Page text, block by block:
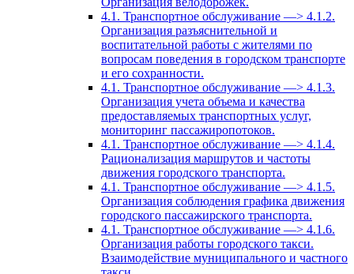
4.1. Транспортное обслуживание —> 4.1.2.
Организация разъяснительной и
воспитательной работы с жителями по
вопросам поведения в городском транспорте
и его сохранности.
4.1. Транспортное обслуживание —> 4.1.3.
Организация учета объема и качества
предоставляемых транспортных услуг,
мониторинг пассажиропотоков.
4.1. Транспортное обслуживание —> 4.1.4.
Рационализация маршрутов и частоты
движения городского транспорта.
4.1. Транспортное обслуживание —> 4.1.5.
Организация соблюдения графика движения
городского пассажирского транспорта.
4.1. Транспортное обслуживание —> 4.1.6.
Организация работы городского такси.
Взаимодействие муниципального и частного